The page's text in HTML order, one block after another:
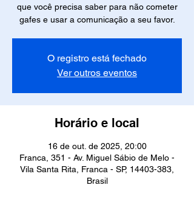
que você precisa saber para não cometer
gafes e usar a comunicação a seu favor.
O registro está fechado
Ver outros eventos
Horário e local
16 de out. de 2025, 20:00
Franca, 351 - Av. Miguel Sábio de Melo -
Vila Santa Rita, Franca - SP, 14403-383,
Brasil